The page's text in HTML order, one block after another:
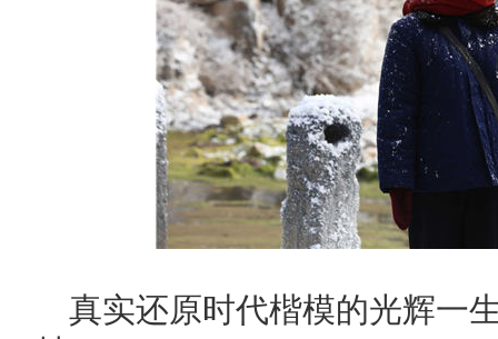
真实还原时代楷模的光辉一